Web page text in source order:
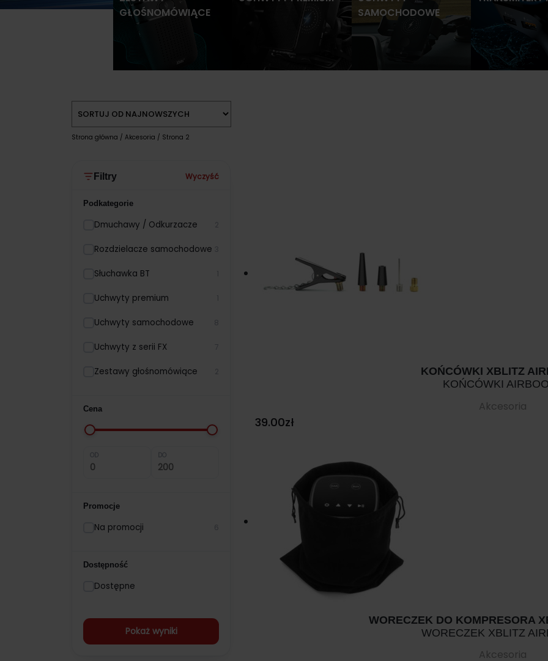
GŁOŚNOMÓWIĄCE
SAMOCHODOWE
Strona główna / Akcesoria / Strona 2
Filtry Wyczyść
Podkategorie
Dmuchawy / Odkurzacze
Rozdzielacze samochodowe
Słuchawka BT
Uchwyty premium
Uchwyty samochodowe
Uchwyty z serii FX
Zestawy głośnomówiące
Cena
Promocje
Na promocji
Dostępność
Dostępne
Pokaż wyniki
KOŃCÓWKI XBLITZ
KOŃCÓWKI
Akcesoria
39.00zł
WORECZEK DO KOMPRESORA
WORECZEK XBLITZ
Akcesoria